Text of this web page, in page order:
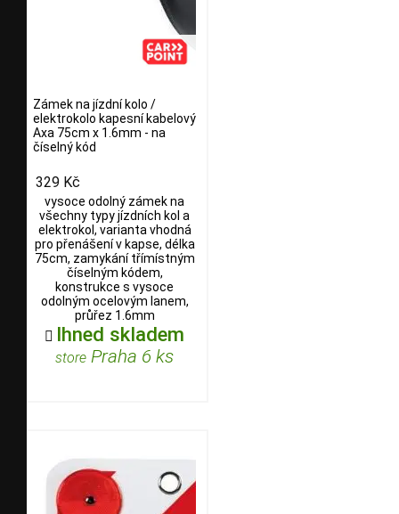
Zámek na jízdní kolo /
elektrokolo kapesní kabelový
Axa 75cm x 1.6mm - na
číselný kód
329 Kč
vysoce odolný zámek na
všechny typy jízdních kol a
elektrokol, varianta vhodná
pro přenášení v kapse, délka
75cm, zamykání třímístným
číselným kódem,
konstrukce s vysoce
odolným ocelovým lanem,
průřez 1.6mm
 Ihned skladem
store Praha 6 ks